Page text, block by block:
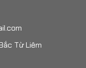
Từ Liêm